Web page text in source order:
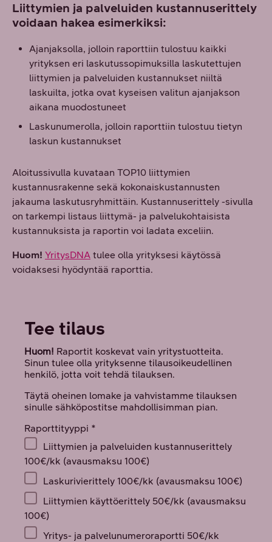
Liittymien ja palveluiden kustannuserittely
voidaan hakea esimerkiksi:
Ajanjaksolla, jolloin raporttiin tulostuu kaikki
yrityksen eri laskutussopimuksilla laskutettujen
liittymien ja palveluiden kustannukset niiltä
laskuilta, jotka ovat kyseisen valitun ajanjakson
aikana muodostuneet
Laskunumerolla, jolloin raporttiin tulostuu tietyn
laskun kustannukset
Aloitussivulla kuvataan TOP10 liittymien
kustannusrakenne sekä kokonaiskustannusten
jakauma laskutusryhmittäin. Kustannuserittely -sivulla
on tarkempi listaus liittymä- ja palvelukohtaisista
kustannuksista ja raportin voi ladata exceliin.
Huom! YritysDNA tulee olla yrityksesi käytössä
voidaksesi hyödyntää raporttia.